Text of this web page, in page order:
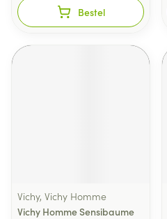
Bestel
Vichy, Vichy Homme
Vichy Homme Sensibaume